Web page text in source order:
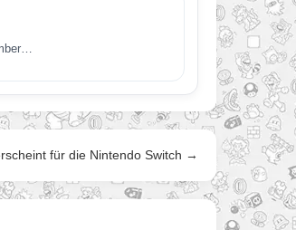
für die Nintendo Switch →